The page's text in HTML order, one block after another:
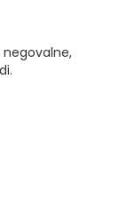
negovalne,